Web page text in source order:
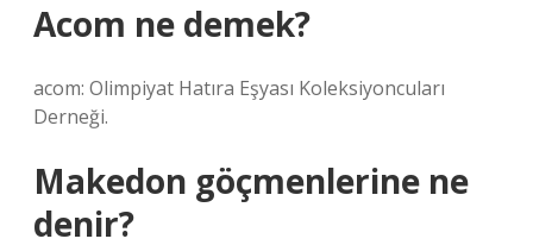
Acom ne demek?
acom: Olimpiyat Hatıra Eşyası Koleksiyoncuları
Derneği.
Makedon göçmenlerine ne
denir?